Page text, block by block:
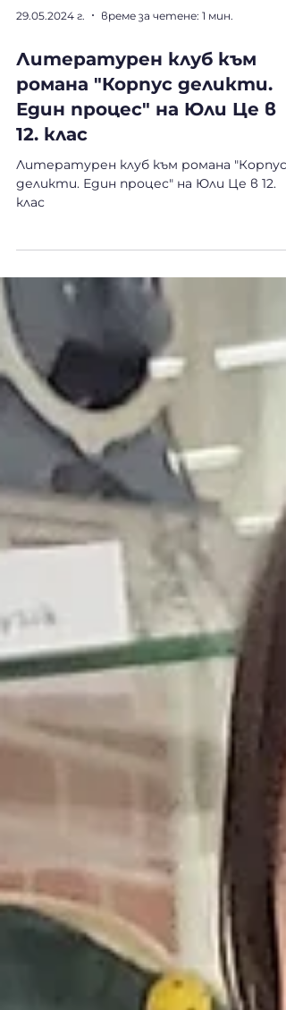
29.05.2024 г. време за четене: 1 мин.
Литературен клуб към
романа "Корпус деликти.
Един процес" на Юли Це в
12. клас
Литературен клуб към романа "Корпус